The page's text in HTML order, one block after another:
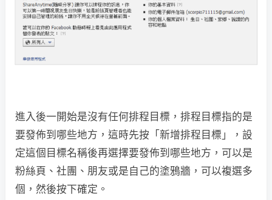
進入後一開始是沒有任何排程目標，排程目標指的是
要發佈到哪些地方，這時先按「新增排程目標」，設
定這個目標名稱後再選擇要發佈到哪些地方，可以是
粉絲頁、社團、朋友或是自己的塗鴉牆，可以複選多
個，然後按下確定。